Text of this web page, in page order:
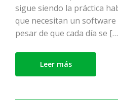
sigue siendo la práctica
que necesitan un
pesar de que cada día se
Leer más